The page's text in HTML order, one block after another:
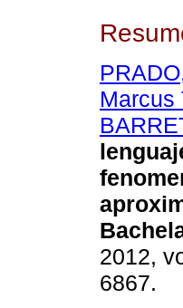
Marcus
2012,
6867.